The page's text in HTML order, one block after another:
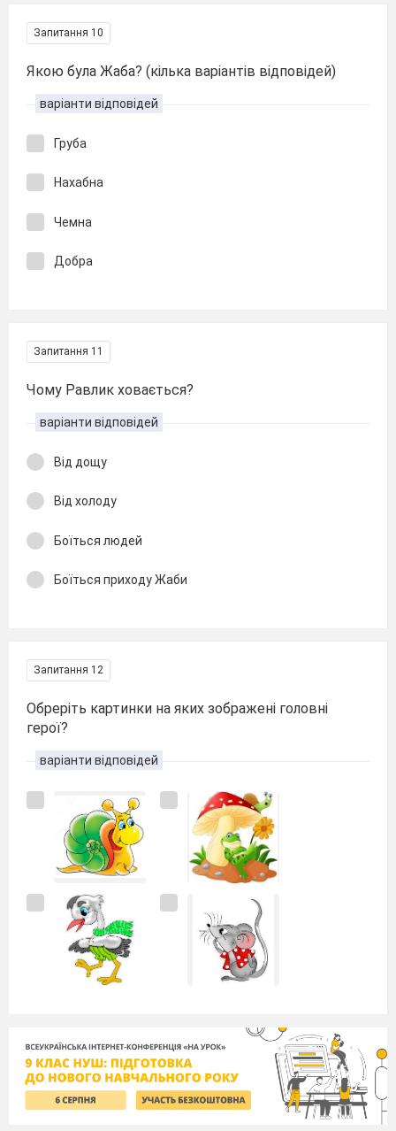
Запитання 10
Якою була Жаба? (кілька варіантів відповідей)
варіанти відповідей
Груба
Нахабна
Чемна
Добра
Запитання 11
Чому Равлик ховається?
варіанти відповідей
Від дощу
Від холоду
Боїться людей
Боїться приходу Жаби
Запитання 12
Обреріть картинки на яких зображені головні
герої?
варіанти відповідей